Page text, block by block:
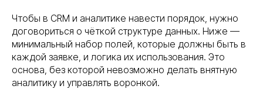
Чтобы в CRM и аналитике навести порядок, нужно
договориться о чёткой структуре данных. Ниже —
минимальный набор полей, которые должны быть в
каждой заявке, и логика их использования. Это
основа, без которой невозможно делать внятную
аналитику и управлять воронкой.